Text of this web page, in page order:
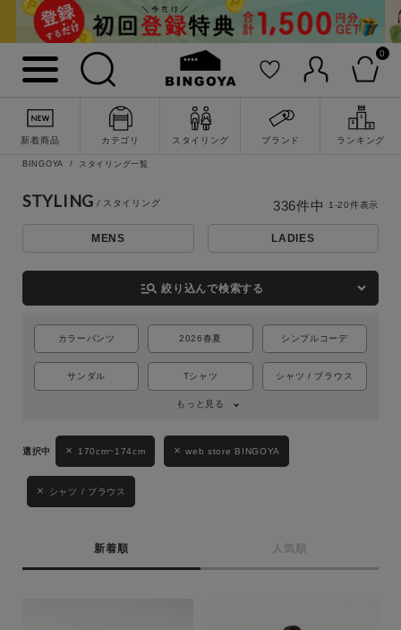
0
新着商品 カテゴリ スタイリング ブランド ランキング
詳細検索
BINGOYA スタイリング一覧
STYLING
MENS LADIES
manage_search 絞り込んで検索する
カラーパンツ 2026春夏 シンプルコーデ
サンダル Tシャツ シャツ / ブラウス
もっと見る
170cm~174cm web store BINGOYA
シャツ / ブラウス
新着順 人気順
336件中 1-20件表示